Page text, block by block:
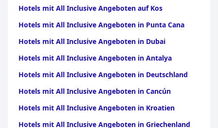
Schließlich erhält der Bettkomfort gemischte Bewertungen.
Während viele die Betten als bequem und geräumig empfinden,
berichten einige Gäste, dass sie weichere Matratzen bevorzugen
und erwähnen, dass die Kissen verbessert werden könnten.
Trotzdem bleibt die Gesamtstimmung bezüglich der
Marbella Coral Beachin Bezug auf Lage, Service, Sauberkeit,
bevorzugten Wahl für Reisende macht, die sowohl Entspannung
Hotels mit All Inclusive Angeboten auf Kos
Hotels mit All Inclusive Angeboten in Punta Cana
Hotels mit All Inclusive Angeboten in Dubai
Hotels mit All Inclusive Angeboten in Antalya
Hotels mit All Inclusive Angeboten in Deutschland
Hotels mit All Inclusive Angeboten in Cancún
Hotels mit All Inclusive Angeboten in Kroatien
Hotels mit All Inclusive Angeboten in Griechenland